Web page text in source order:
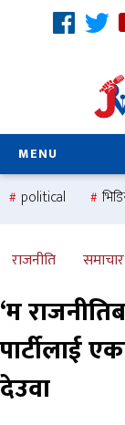
MENU
political
national
राजनीति समाचार
‘म
पार्टीलाई
देउवा